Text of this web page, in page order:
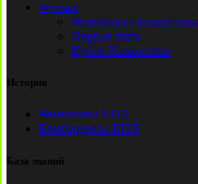
Футзал
Чемпионат Казахстана
Первая лига
Кубок Казахстана
История
Чемпионы КПЛ
Бомбардиры КПЛ
База знаний